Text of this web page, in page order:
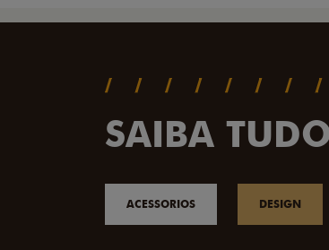
SAIBA
ACESSORIOS DESIGN